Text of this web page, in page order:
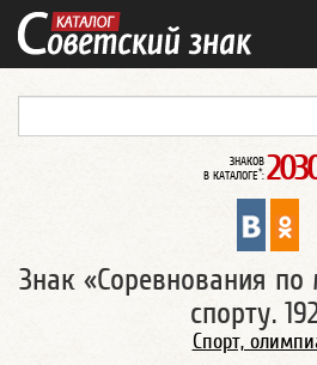
ЗНАКОВ
В КАТАЛОГЕ*:
Знак «Соревнования
спорту.
Спорт,